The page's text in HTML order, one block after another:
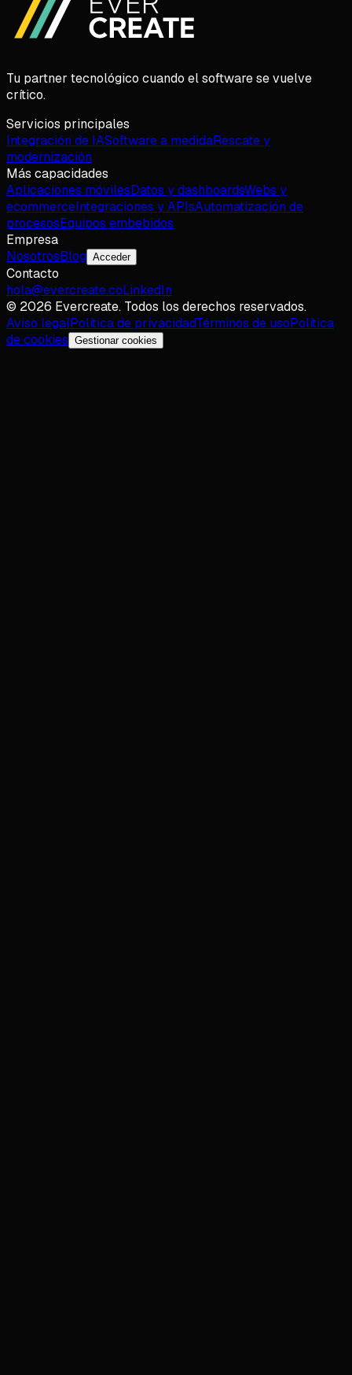
Tu partner tecnológico cuando el software se vuelve
crítico.
Servicios principales
Integración de IASoftware a medidaRescate y
modernización
Más capacidades
Aplicaciones móvilesDatos y dashboardsWebs y
ecommerceIntegraciones y APIsAutomatización de
procesosEquipos embebidos
Empresa
NosotrosBlog Acceder
Contacto
hola@evercreate.coLinkedIn
© 2026 Evercreate. Todos los derechos reservados.
Aviso legalPolítica de privacidadTérminos de usoPolítica
de cookies Gestionar cookies